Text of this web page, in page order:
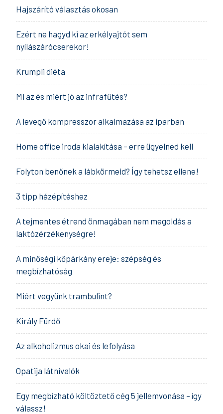
Hajszárító választás okosan
Ezért ne hagyd ki az erkélyajtót sem
nyílászárócserekor!
Krumpli diéta
Mi az és miért jó az infrafűtés?
A levegő kompresszor alkalmazása az iparban
Home office iroda kialakítása – erre ügyelned kell
Folyton benőnek a lábkörmeid? Így tehetsz ellene!
3 tipp házépítéshez
A tejmentes étrend önmagában nem megoldás a
laktózérzékenységre!
A minőségi kőpárkány ereje: szépség és
megbízhatóság
Miért vegyünk trambulint?
Király Fürdő
Az alkoholizmus okai és lefolyása
Opatija látnivalók
Egy megbízható költöztető cég 5 jellemvonása – így
válassz!